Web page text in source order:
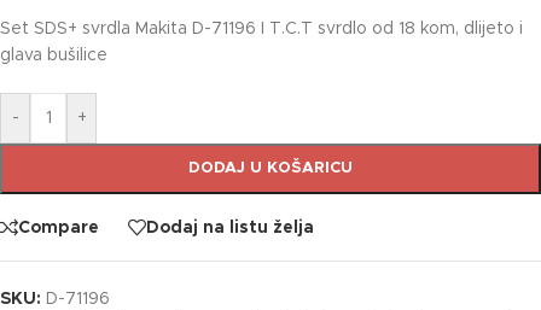
Set SDS+ svrdla Makita D-71196 I T.C.T svrdlo od 18 kom, dlijeto i
glava bušilice
- +
DODAJ U KOŠARICU
Compare Dodaj na listu želja
SKU: D-71196